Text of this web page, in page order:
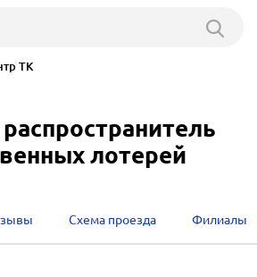
ТК
лотерей
Схема проезда Филиалы